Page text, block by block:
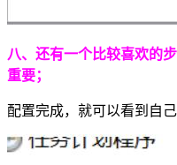
八、还有一个比较喜欢的
重要；
配置完成，就可以看到自